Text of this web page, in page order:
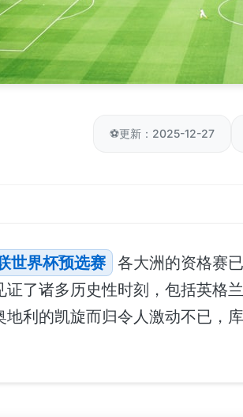
⚽更新：2025-12-27
世界杯预选赛
各大洲的资格赛
了诸多历史性时刻，包括英格
地利的凯旋而归令人激动不已，